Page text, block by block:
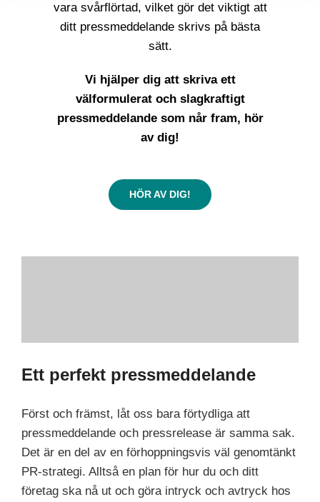
vara svårflörtad, vilket gör det viktigt att
ditt pressmeddelande skrivs på bästa
sätt.
Vi hjälper dig att skriva ett
välformulerat och slagkraftigt
pressmeddelande som når fram, hör
av dig!
HÖR AV DIG!
Ett perfekt pressmeddelande
Först och främst, låt oss bara förtydliga att
pressmeddelande och pressrelease är samma sak.
Det är en del av en förhoppningsvis väl genomtänkt
PR-strategi. Alltså en plan för hur du och ditt
företag ska nå ut och göra intryck och avtryck hos